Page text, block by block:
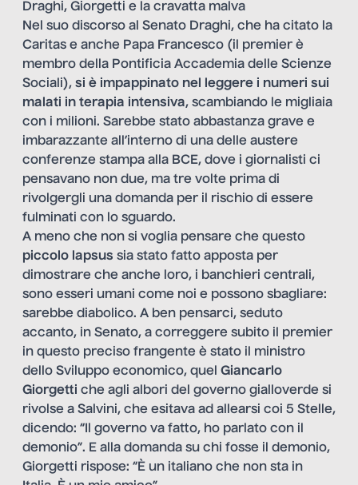
Draghi, Giorgetti e la cravatta malva
Nel suo discorso al Senato Draghi, che ha citato la
Caritas e anche Papa Francesco (il premier è
membro della Pontificia Accademia delle Scienze
Sociali), si è impappinato nel leggere i numeri sui
malati in terapia intensiva, scambiando le migliaia
con i milioni. Sarebbe stato abbastanza grave e
imbarazzante all’interno di una delle austere
conferenze stampa alla BCE, dove i giornalisti ci
pensavano non due, ma tre volte prima di
rivolgergli una domanda per il rischio di essere
fulminati con lo sguardo.
A meno che non si voglia pensare che questo
piccolo lapsus sia stato fatto apposta per
dimostrare che anche loro, i banchieri centrali,
sono esseri umani come noi e possono sbagliare:
sarebbe diabolico. A ben pensarci, seduto
accanto, in Senato, a correggere subito il premier
in questo preciso frangente è stato il ministro
dello Sviluppo economico, quel Giancarlo
Giorgetti che agli albori del governo gialloverde si
rivolse a Salvini, che esitava ad allearsi coi 5 Stelle,
dicendo: “Il governo va fatto, ho parlato con il
demonio”. E alla domanda su chi fosse il demonio,
Giorgetti rispose: “È un italiano che non sta in